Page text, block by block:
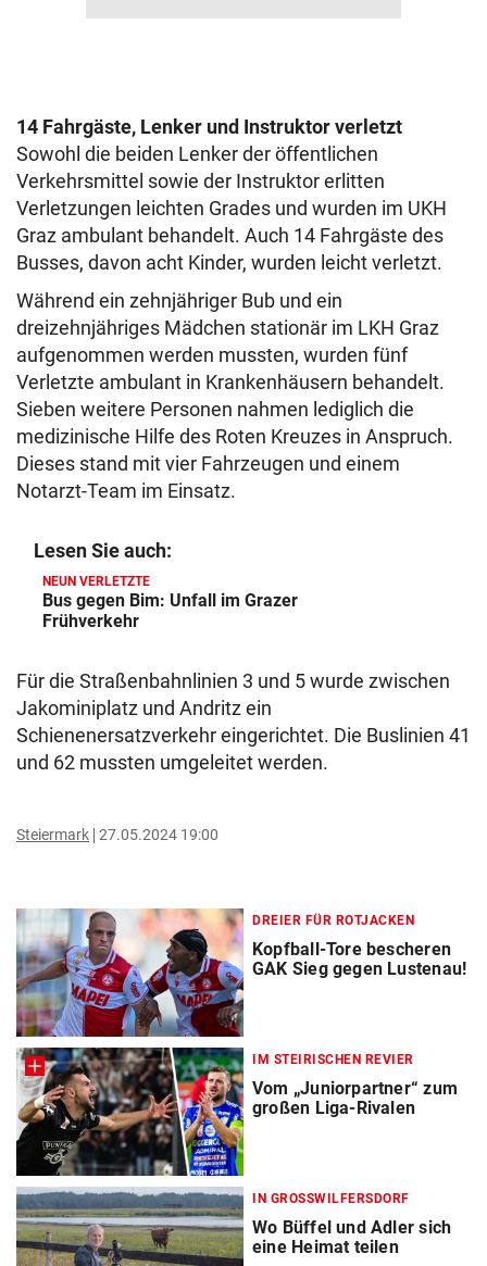
14 Fahrgäste, Lenker und Instruktor verletzt
Sowohl die beiden Lenker der öffentlichen
Verkehrsmittel sowie der Instruktor erlitten
Verletzungen leichten Grades und wurden im UKH
Graz ambulant behandelt. Auch 14 Fahrgäste des
Busses, davon acht Kinder, wurden leicht verletzt.
Während ein zehnjähriger Bub und ein
dreizehnjähriges Mädchen stationär im LKH Graz
aufgenommen werden mussten, wurden fünf
Verletzte ambulant in Krankenhäusern behandelt.
Sieben weitere Personen nahmen lediglich die
medizinische Hilfe des Roten Kreuzes in Anspruch.
Dieses stand mit vier Fahrzeugen und einem
Notarzt-Team im Einsatz.
Lesen Sie auch:
NEUN VERLETZTE
Bus gegen Bim: Unfall im Grazer
Frühverkehr
Für die Straßenbahnlinien 3 und 5 wurde zwischen
Jakominiplatz und Andritz ein
Schienenersatzverkehr eingerichtet. Die Buslinien 41
und 62 mussten umgeleitet werden.
Steiermark 27.05.2024 19:00
DREIER FÜR ROTJACKEN
Kopfball-Tore bescheren
GAK Sieg gegen Lustenau!
IM STEIRISCHEN REVIER
Vom „Juniorpartner“ zum
großen Liga-Rivalen
IN GROSSWILFERSDORF
Wo Büffel und Adler sich
eine Heimat teilen